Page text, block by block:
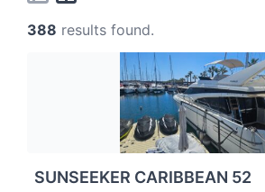
388 results found.
SUNSEEKER CARIBBEAN 52